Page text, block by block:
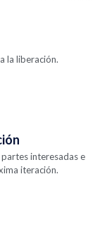
la liberación.
interesadas e
iteración.